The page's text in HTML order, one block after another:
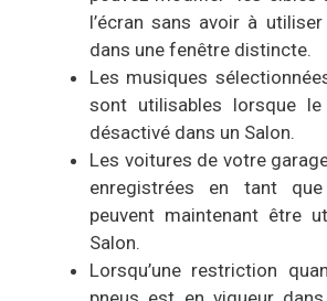
l’écran sans avoir à
dans une fenêtre distincte.
Les musiques
sont utilisables lorsque
désactivé dans un Salon.
Les voitures de votre
enregistrées en tant
peuvent maintenant être
Salon.
Lorsqu’une restriction